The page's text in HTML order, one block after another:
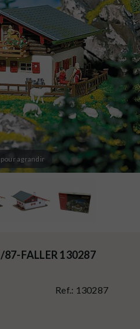
agrandir
FALLER 130287
Ref.: 130287